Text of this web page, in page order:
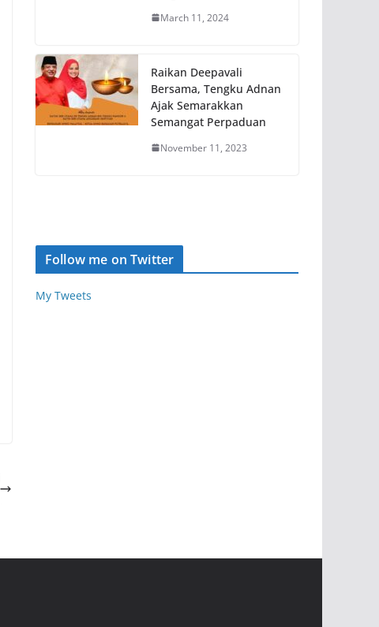
March 11, 2024
Raikan Deepavali
Bersama, Tengku Adnan
Ajak Semarakkan
Semangat Perpaduan
November 11, 2023
Follow me on Twitter
My Tweets